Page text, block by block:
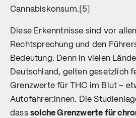
Cannabiskonsum.[5]
Diese Erkenntnisse sind vor
Rechtsprechung und den
Bedeutung. Denn in vielen
Deutschland, gelten gesetzlich
Grenzwerte für THC im Blut –
Autofahrer:innen. Die
dass solche Grenzwerte für